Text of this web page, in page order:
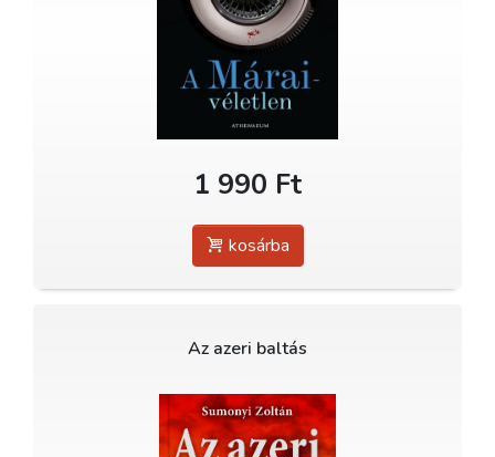
1 990 Ft
kosárba
Az azeri baltás